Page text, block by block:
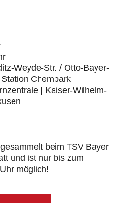
Weyde-Str. / Otto-Bayer-
Chempark
| Kaiser-Wilhelm-
beim TSV Bayer
und ist nur bis zum
möglich!